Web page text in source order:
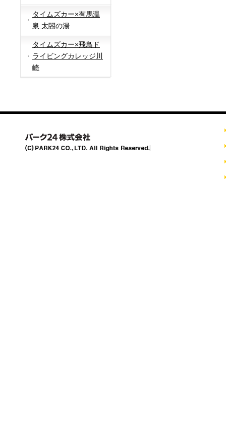
タイムズカー×有馬温
泉 太閤の湯
タイムズカー×飛鳥ド
ライビングカレッジ川
崎